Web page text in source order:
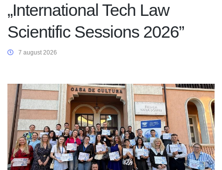
„International Tech Law
Scientific Sessions 2026”
7 august 2026